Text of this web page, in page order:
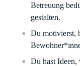
Betreuung
gestalten.
Du motivierst,
Du hast Ideen,